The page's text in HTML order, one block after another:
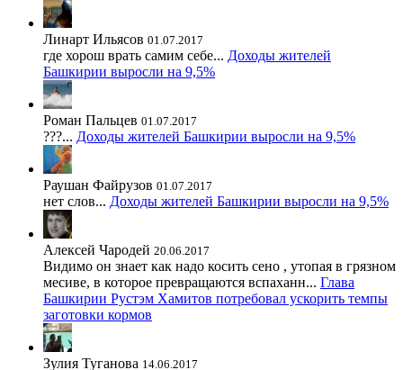
Линарт Ильясов 01.07.2017
где хорош врать самим себе... Доходы жителей
Башкирии выросли на 9,5%
Роман Пальцев 01.07.2017
???... Доходы жителей Башкирии выросли на 9,5%
Раушан Файрузов 01.07.2017
нет слов... Доходы жителей Башкирии выросли на 9,5%
Алексей Чародей 20.06.2017
Видимо он знает как надо косить сено , утопая в грязном
месиве, в которое превращаются вспаханн... Глава
Башкирии Рустэм Хамитов потребовал ускорить темпы
заготовки кормов
Зулия Туганова 14.06.2017